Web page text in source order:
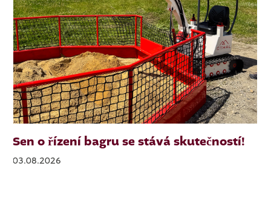
Sen o řízení bagru se stává skutečností!
03.08.2026